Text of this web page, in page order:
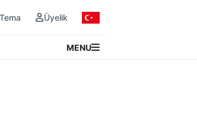
Tema Üyelik
MENU